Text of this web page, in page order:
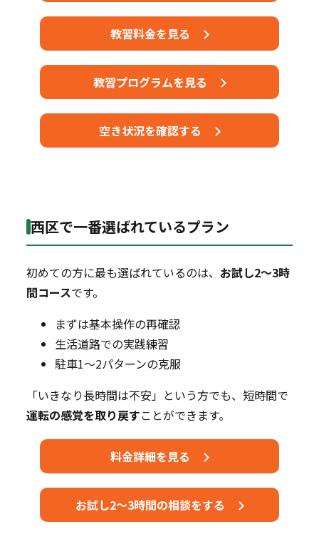
教習料金を見る
教習プログラムを見る
空き状況を確認する
西区で一番選ばれているプラン
初めての方に最も選ばれているのは、 お試し2～3時
間コースです。
まずは基本操作の再確認
生活道路での実践練習
駐車1～2パターンの克服
「いきなり長時間は不安」という方でも、短時間で
運転の感覚を取り戻すことができます。
料金詳細を見る
お試し2～3時間の相談をする